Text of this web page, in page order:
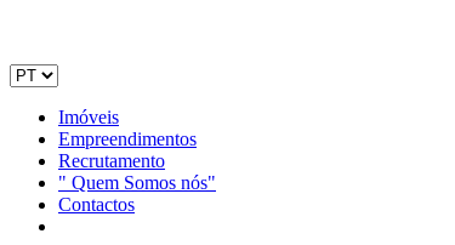
Imóveis
Empreendimentos
Recrutamento
" Quem Somos nós"
Contactos